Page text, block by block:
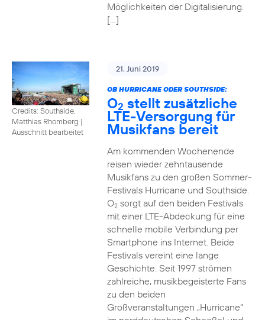
Möglichkeiten der Digitalisierung.
[…]
Credits: Southside,
Matthias Rhomberg |
Ausschnitt bearbeitet
21. Juni 2019
OB HURRICANE ODER SOUTHSIDE:
O2 stellt zusätzliche
LTE-Versorgung für
Musikfans bereit
Am kommenden Wochenende
reisen wieder zehntausende
Musikfans zu den großen Sommer-
Festivals Hurricane und Southside.
O2sorgt auf den beiden Festivals
mit einer LTE-Abdeckung für eine
schnelle mobile Verbindung per
Smartphone ins Internet. Beide
Festivals vereint eine lange
Geschichte: Seit 1997 strömen
zahlreiche, musikbegeisterte Fans
zu den beiden
Großveranstaltungen „Hurricane“